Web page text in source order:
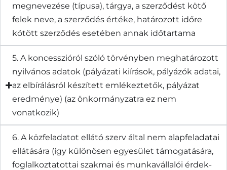
megnevezése (típusa), tárgya, a szerződést kötő
felek neve, a szerződés értéke, határozott időre
kötött szerződés esetében annak időtartama
5. A koncesszióról szóló törvényben meghatározott
nyilvános adatok (pályázati kiírások, pályázók adatai,
az elbírálásról készített emlékeztetők, pályázat
eredménye) (az önkormányzatra ez nem
vonatkozik)
6. A közfeladatot ellátó szerv által nem alapfeladatai
ellátására (így különösen egyesület támogatására,
foglalkoztatottai szakmai és munkavállalói érdek-